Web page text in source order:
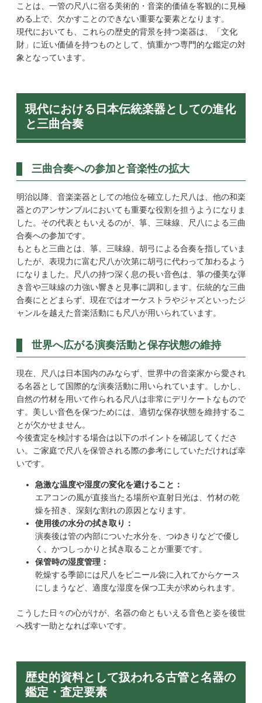
ことは、一管の尺八に宿る美術的・音楽的価値を客観的に見極
める上で、欠かすことのできない重要な要素となります。
現代においても、これらの歴史的背景を持つ楽器は、「文化
財」に近い価値を持つものとして、慎重かつ専門的な鑑定の対
象となっています。
現代における日本伝統楽器としての進化
と三曲合奏
三曲合奏への参加と音楽性の拡大
明治以降、音楽楽器としての地位を確立した尺八は、他の和楽
器とのアンサンブルにおいても重要な役割を担うようになりま
した。その代表ともいえるのが、箏、三味線、尺八による三曲
合奏への参加です。
もともと三曲とは、箏、三味線、胡弓による合奏を指していま
したが、表現力に富む尺八が次第に胡弓に代わって加わるよう
になりました。尺八の持つ深く息の長い音色は、箏の優美な弾
き音や三味線の力強い響きと見事に調和します。伝統的な三曲
合奏にとどまらず、現在ではオーケストラやジャズといったジ
ャンルを越えた音楽活動にも尺八が用いられています。
世界へ広がる演奏活動と保存状態の維持
現在、尺八は日本国内のみならず、世界中の音楽家から愛され
る名器として国際的な演奏活動に用いられています。しかし、
自然の竹材を用いて作られる尺八は非常にデリケートなもので
す。美しい音色を保つためには、適切な保存状態を維持するこ
とが欠かせません。
今後査定を検討する場合は以下のポイントを確認してくださ
い。ご家庭で尺八を保管される際の参考にしていただければ幸
いです。
急激な温度や湿度の変化を避けること：
エアコンの風が直接当たる場所や直射日光は、竹材の乾
燥を招き、深刻な割れの原因となります。
使用後の水分の拭き取り：
演奏後は管の内部についた水分を、つゆきりなどで優し
く、かつしっかりと拭き取ることが重要です。
保管時の湿度管理：
乾燥する季節には尺八をビニール袋に入れてからケース
にしまうなど、適度な湿度を保つ工夫が求められます。
こうした日々の心がけが、名器の命ともいえる音色と姿を後世
へ残す一助となれば幸いです。
歴史的資料として扱われる古管と名器の
鑑定・査定要素